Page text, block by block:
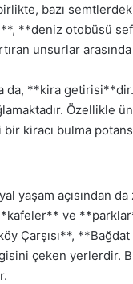
bazı
**deniz otobüsü
unsurlar
da, **kira
Özellikle
kiracı bulma
yaşam açısından
ve
Çarşısı**,
çeken yerlerdir.